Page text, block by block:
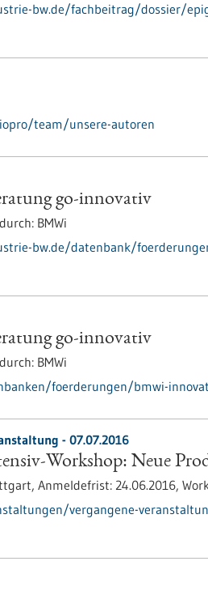
bw.de/fachbeitrag/dossier/
team/unsere-autoren
go-innovativ
BMWi
bw.de/datenbank/
go-innovativ
BMWi
foerderungen/bmwi-
- 07.07.2016
Workshop: Neue
Anmeldefrist: 24.06.2016,
vergangene-